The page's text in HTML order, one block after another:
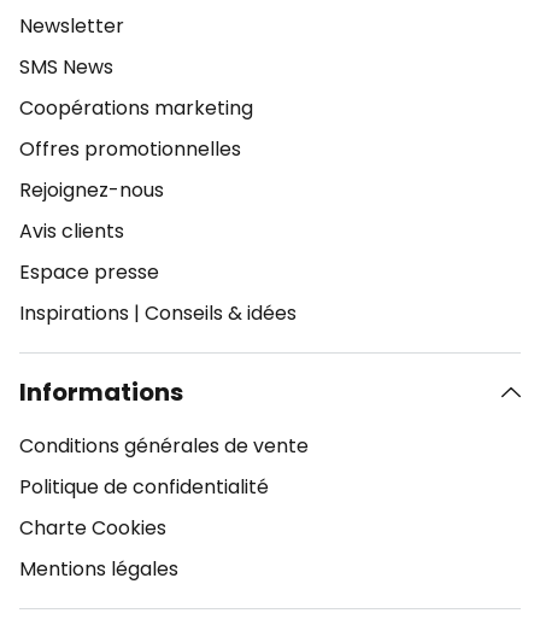
Newsletter
SMS News
Coopérations marketing
Offres promotionnelles
Rejoignez-nous
Avis clients
Espace presse
Inspirations | Conseils & idées
Informations
Conditions générales de vente
Politique de confidentialité
Charte Cookies
Mentions légales